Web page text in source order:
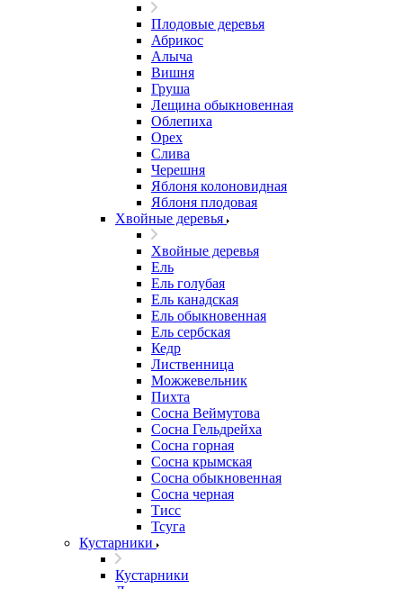
Плодовые деревья
Абрикос
Алыча
Вишня
Груша
Лещина обыкновенная
Облепиха
Орех
Слива
Черешня
Яблоня колоновидная
Яблоня плодовая
Хвойные деревья
Хвойные деревья
Ель
Ель голубая
Ель канадская
Ель обыкновенная
Ель сербская
Кедр
Лиственница
Можжевельник
Пихта
Сосна Веймутова
Сосна Гельдрейха
Сосна горная
Сосна крымская
Сосна обыкновенная
Сосна черная
Тисс
Тсуга
Кустарники
Кустарники